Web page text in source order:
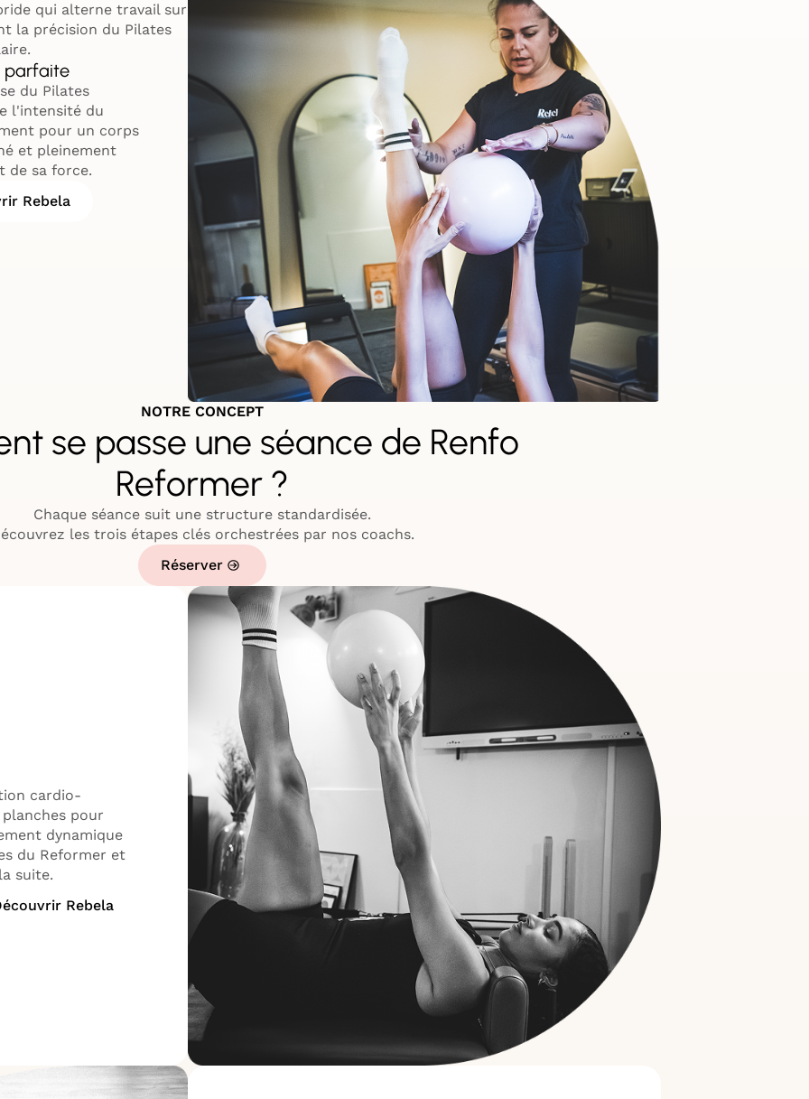
qui alterne travail sur
la précision du Pilates
parfaite
du Pilates
l'intensité du
pour un corps
et pleinement
de sa force.
Rebela
NOTRE CONCEPT
se passe une séance de Renfo
Reformer ?
Chaque séance suit une structure standardisée.
les trois étapes clés orchestrées par nos coachs.
Réserver
cardio-
pour
dynamique
du Reformer et
suite.
Rebela